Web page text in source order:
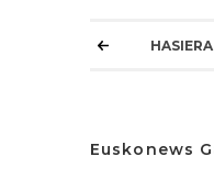
HASIERA
Euskonews